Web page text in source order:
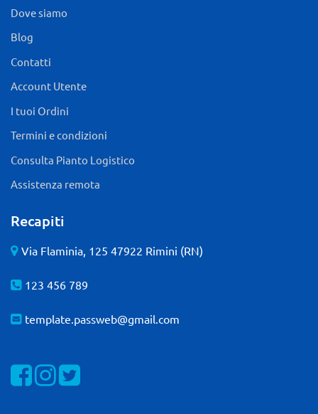
Dove siamo
Blog
Contatti
Account Utente
I tuoi Ordini
Termini e condizioni
Consulta Pianto Logistico
Assistenza remota
Recapiti
Via Flaminia, 125 47922 Rimini (RN)
123 456 789
template.passweb@gmail.com
Visualizza la nostra pagina Facebook
Visualizza il nostro profilo Instagram
Visualizza il nostro profilo Twitter